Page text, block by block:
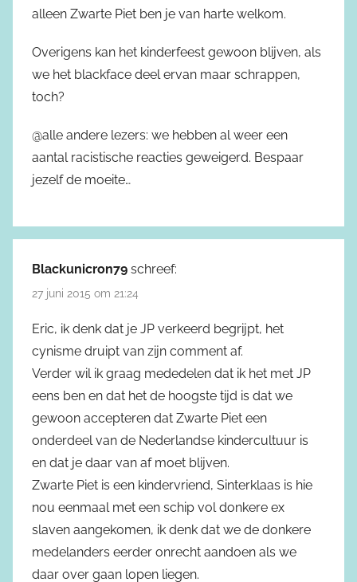
alleen Zwarte Piet ben je van harte welkom.
Overigens kan het kinderfeest gewoon blijven, als
we het blackface deel ervan maar schrappen,
toch?
@alle andere lezers: we hebben al weer een
aantal racistische reacties geweigerd. Bespaar
jezelf de moeite…
Blackunicron79 schreef:
27 juni 2015 om 21:24
Eric, ik denk dat je JP verkeerd begrijpt, het
cynisme druipt van zijn comment af.
Verder wil ik graag mededelen dat ik het met JP
eens ben en dat het de hoogste tijd is dat we
gewoon accepteren dat Zwarte Piet een
onderdeel van de Nederlandse kindercultuur is
en dat je daar van af moet blijven.
Zwarte Piet is een kindervriend, Sinterklaas is hie
nou eenmaal met een schip vol donkere ex
slaven aangekomen, ik denk dat we de donkere
medelanders eerder onrecht aandoen als we
daar over gaan lopen liegen.